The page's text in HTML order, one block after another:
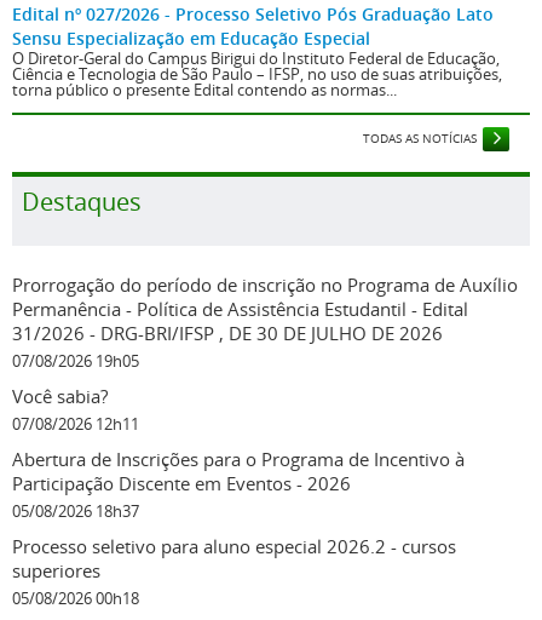
Edital nº 027/2026 - Processo Seletivo Pós Graduação Lato
Sensu Especialização em Educação Especial
O Diretor-Geral do Campus Birigui do Instituto Federal de Educação,
Ciência e Tecnologia de São Paulo – IFSP, no uso de suas atribuições,
torna público o presente Edital contendo as normas...
TODAS AS NOTÍCIAS
Destaques
Prorrogação do período de inscrição no Programa de Auxílio
Permanência - Política de Assistência Estudantil - Edital
31/2026 - DRG-BRI/IFSP , DE 30 DE JULHO DE 2026
07/08/2026 19h05
Você sabia?
07/08/2026 12h11
Abertura de Inscrições para o Programa de Incentivo à
Participação Discente em Eventos - 2026
05/08/2026 18h37
Processo seletivo para aluno especial 2026.2 - cursos
superiores
05/08/2026 00h18